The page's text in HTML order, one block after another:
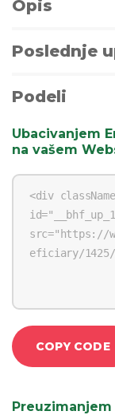
Opis
Poslednje
Podeli
Ubacivanjem
na vašem
COPY CODE
Preuzimanjem